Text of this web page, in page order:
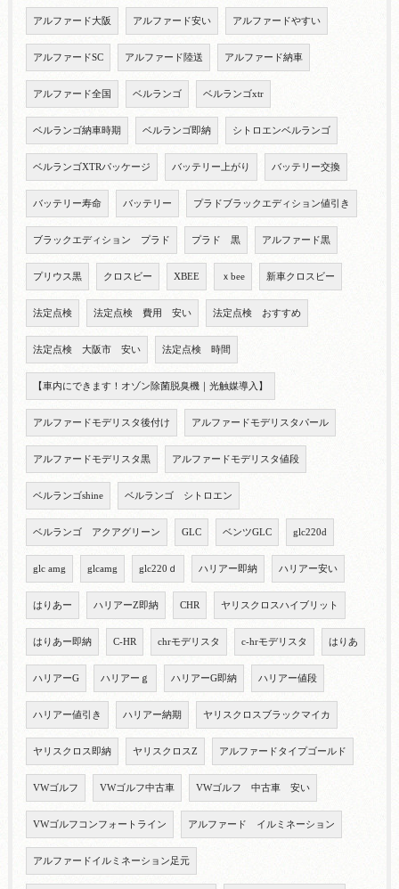
アルファード大阪 アルファード安い アルファードやすい
アルファードSC アルファード陸送 アルファード納車
アルファード全国 ベルランゴ ベルランゴxtr
ベルランゴ納車時期 ベルランゴ即納 シトロエンベルランゴ
ベルランゴXTRパッケージ バッテリー上がり バッテリー交換
バッテリー寿命 バッテリー プラドブラックエディション値引き
ブラックエディション プラド プラド 黒 アルファード黒
プリウス黒 クロスビー XBEE ｘbee 新車クロスビー
法定点検 法定点検 費用 安い 法定点検 おすすめ
法定点検 大阪市 安い 法定点検 時間
【車内にできます！オゾン除菌脱臭機｜光触媒導入】
アルファードモデリスタ後付け アルファードモデリスタパール
アルファードモデリスタ黒 アルファードモデリスタ値段
ベルランゴshine ベルランゴ シトロエン
ベルランゴ アクアグリーン GLC ベンツGLC glc220d
glc amg glcamg glc220ｄ ハリアー即納 ハリアー安い
はりあー ハリアーZ即納 CHR ヤリスクロスハイブリット
はりあー即納 C-HR chrモデリスタ c-hrモデリスタ はりあ
ハリアーG ハリアーｇ ハリアーG即納 ハリアー値段
ハリアー値引き ハリアー納期 ヤリスクロスブラックマイカ
ヤリスクロス即納 ヤリスクロスZ アルファードタイプゴールド
VWゴルフ VWゴルフ中古車 VWゴルフ 中古車 安い
VWゴルフコンフォートライン アルファード イルミネーション
アルファードイルミネーション足元